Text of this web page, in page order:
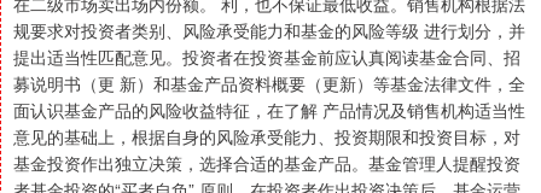
规要求对投资者类别、风险承受能力和基金的风险等级 进行划分，并
提出适当性匹配意见。投资者在投资基金前应认真阅读基金合同、招
募说明书（更 新）和基金产品资料概要（更新）等基金法律文件，全
面认识基金产品的风险收益特征，在了解 产品情况及销售机构适当性
意见的基础上，根据自身的风险承受能力、投资期限和投资目标，对
基金投资作出独立决策，选择合适的基金产品。基金管理人提醒投资